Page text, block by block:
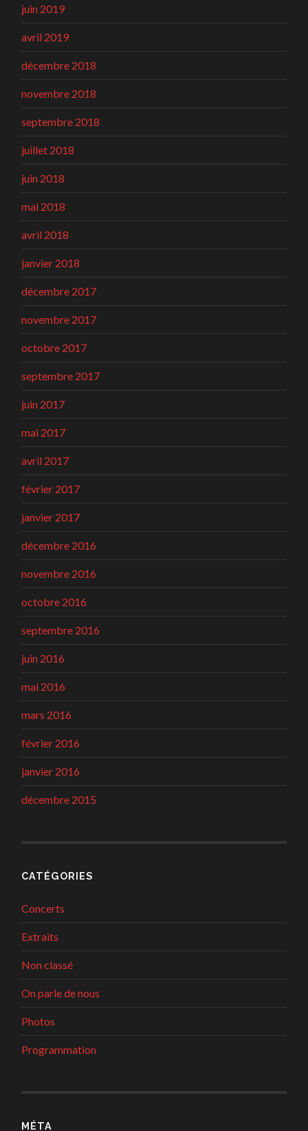
juin 2019
avril 2019
décembre 2018
novembre 2018
septembre 2018
juillet 2018
juin 2018
mai 2018
avril 2018
janvier 2018
décembre 2017
novembre 2017
octobre 2017
septembre 2017
juin 2017
mai 2017
avril 2017
février 2017
janvier 2017
décembre 2016
novembre 2016
octobre 2016
septembre 2016
juin 2016
mai 2016
mars 2016
février 2016
janvier 2016
décembre 2015
CATÉGORIES
Concerts
Extraits
Non classé
On parle de nous
Photos
Programmation
MÉTA